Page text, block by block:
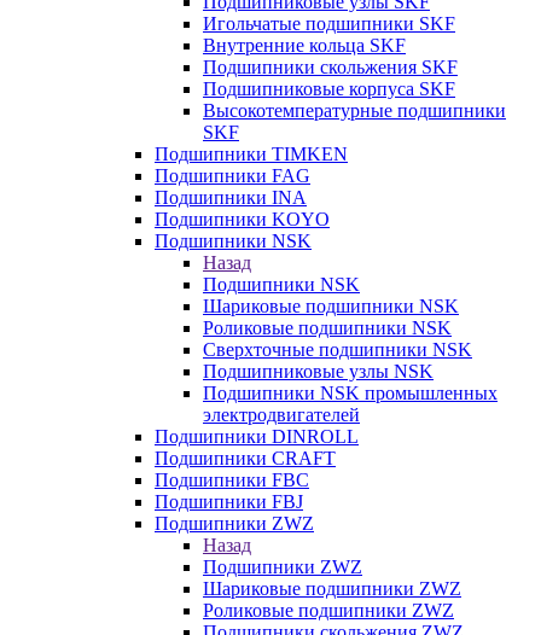
Игольчатые подшипники SKF
Внутренние кольца SKF
Подшипники скольжения SKF
Подшипниковые корпуса SKF
Высокотемпературные подшипники
SKF
Подшипники TIMKEN
Подшипники FAG
Подшипники INA
Подшипники KOYO
Подшипники NSK
Назад
Подшипники NSK
Шариковые подшипники NSK
Роликовые подшипники NSK
Сверхточные подшипники NSK
Подшипниковые узлы NSK
Подшипники NSK промышленных
электродвигателей
Подшипники DINROLL
Подшипники CRAFT
Подшипники FBC
Подшипники FBJ
Подшипники ZWZ
Назад
Подшипники ZWZ
Шариковые подшипники ZWZ
Роликовые подшипники ZWZ